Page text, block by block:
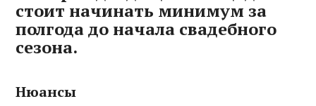
стоит начинать минимум за
полгода до начала свадебного
сезона.
Нюансы